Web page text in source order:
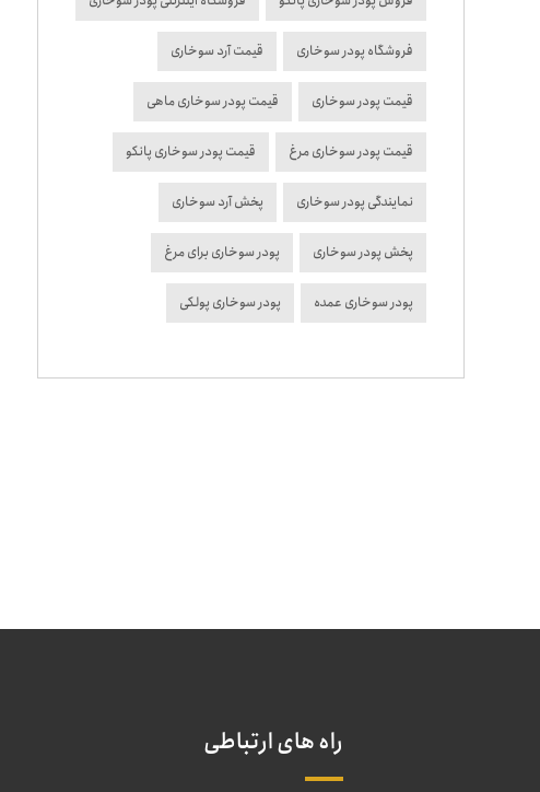
فروشگاه پودر سوخاری قیمت آرد سوخاری
قیمت پودر سوخاری قیمت پودر سوخاری ماهی
قیمت پودر سوخاری مرغ قیمت پودر سوخاری پانکو
نمایندگی پودر سوخاری پخش آرد سوخاری
پخش پودر سوخاری پودر سوخاری برای مرغ
پودر سوخاری عمده پودر سوخاری پولکی
راه های ارتباطی